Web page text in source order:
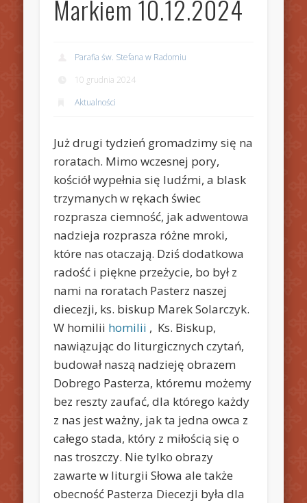
Markiem 10.12.2024
Parafia św. Stefana w Radomiu
10 grudnia 2024
Aktualności
Już drugi tydzień gromadzimy się na
roratach. Mimo wczesnej pory,
kościół wypełnia się ludźmi, a blask
trzymanych w rękach świec
rozprasza ciemność, jak adwentowa
nadzieja rozprasza różne mroki,
które nas otaczają. Dziś dodatkowa
radość i piękne przeżycie, bo był z
nami na roratach Pasterz naszej
diecezji, ks. biskup Marek Solarczyk.
W homilii homilii , Ks. Biskup,
nawiązując do liturgicznych czytań,
budował naszą nadzieję obrazem
Dobrego Pasterza, któremu możemy
bez reszty zaufać, dla którego każdy
z nas jest ważny, jak ta jedna owca z
całego stada, który z miłością się o
nas troszczy. Nie tylko obrazy
zawarte w liturgii Słowa ale także
obecność Pasterza Diecezji była dla